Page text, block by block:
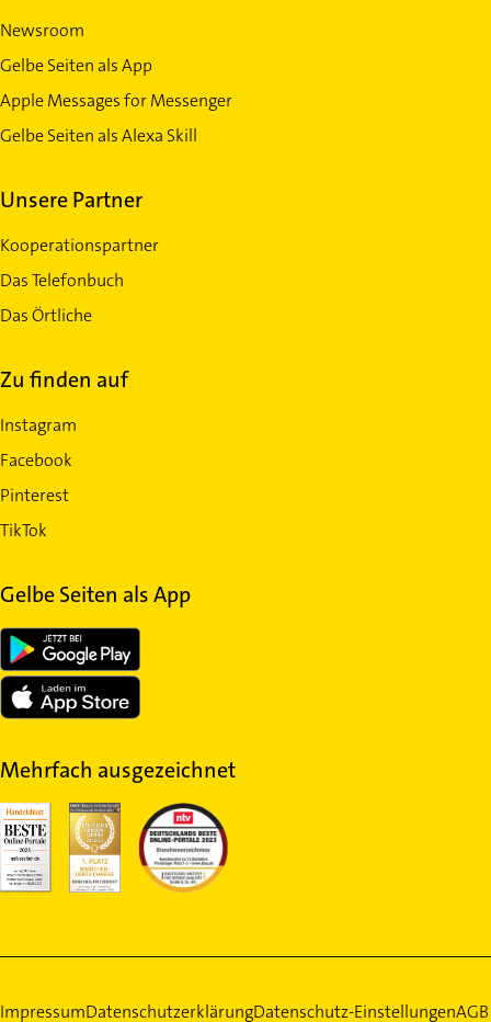
Newsroom
Gelbe Seiten als App
Apple Messages for Messenger
Gelbe Seiten als Alexa Skill
Unsere Partner
Kooperationspartner
Das Telefonbuch
Das Örtliche
Zu finden auf
Instagram
Facebook
Pinterest
TikTok
Gelbe Seiten als App
Mehrfach ausgezeichnet
ImpressumDatenschutzerklärungDatenschutz-EinstellungenAGB